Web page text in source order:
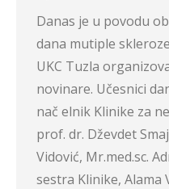
Danas je u povodu
dana mutiple
UKC Tuzla
novinare. Učesnici
nač elnik Klinike za
prof. dr. Dževdet
Vidović, Mr.med.sc.
sestra Klinike, Alama